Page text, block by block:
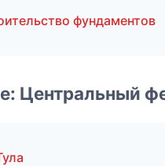
фундаментов
Центральный